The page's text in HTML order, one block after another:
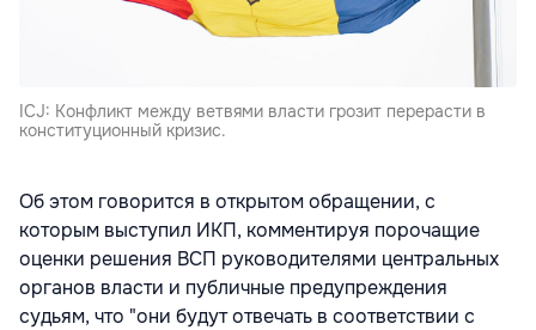
ICJ: Конфликт между ветвями власти грозит перерасти в
конституционный кризис.
Об этом говорится в открытом обращении, с
которым выступил ИКП, комментируя порочащие
оценки решения ВСП руководителями центральных
органов власти и публичные предупреждения
судьям, что "они будут отвечать в соответствии с